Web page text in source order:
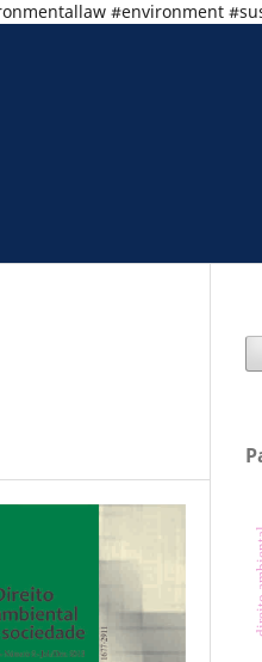
#environment